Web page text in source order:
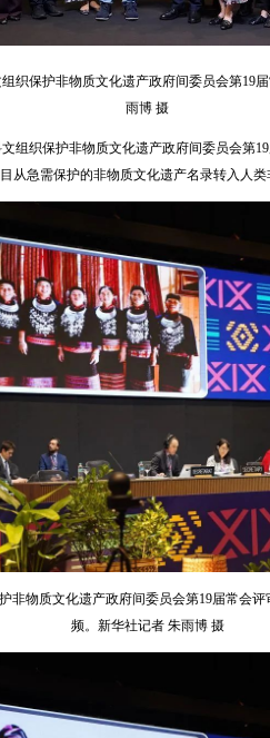
织保护非物质文化遗产政府间委员会第19
雨博 摄
组织保护非物质文化遗产政府间委员会第
从急需保护的非物质文化遗产名录转入人类
非物质文化遗产政府间委员会第19届常会
频。新华社记者 朱雨博 摄